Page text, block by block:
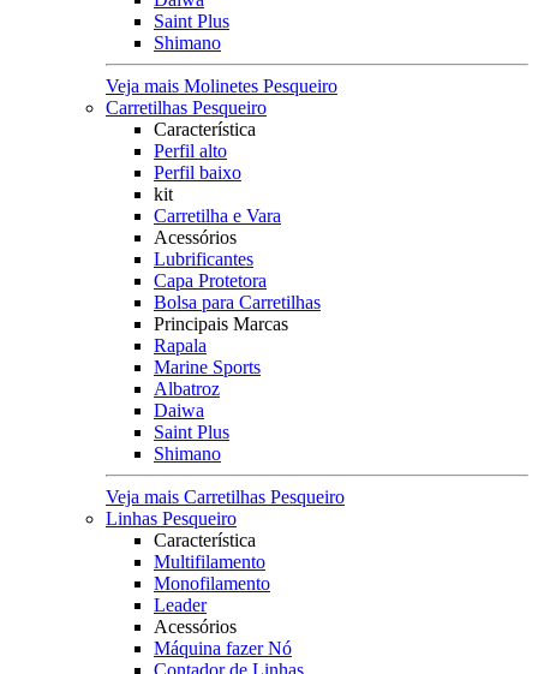
Saint Plus
Shimano
Veja mais Molinetes Pesqueiro
Carretilhas Pesqueiro
Característica
Perfil alto
Perfil baixo
kit
Carretilha e Vara
Acessórios
Lubrificantes
Capa Protetora
Bolsa para Carretilhas
Principais Marcas
Rapala
Marine Sports
Albatroz
Daiwa
Saint Plus
Shimano
Veja mais Carretilhas Pesqueiro
Linhas Pesqueiro
Característica
Multifilamento
Monofilamento
Leader
Acessórios
Máquina fazer Nó
Contador de Linhas